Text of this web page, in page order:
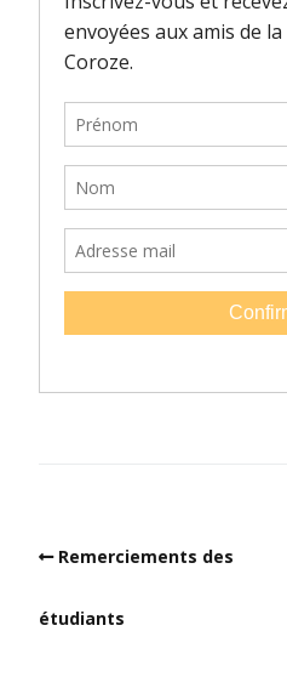
Remerciements des
étudiants